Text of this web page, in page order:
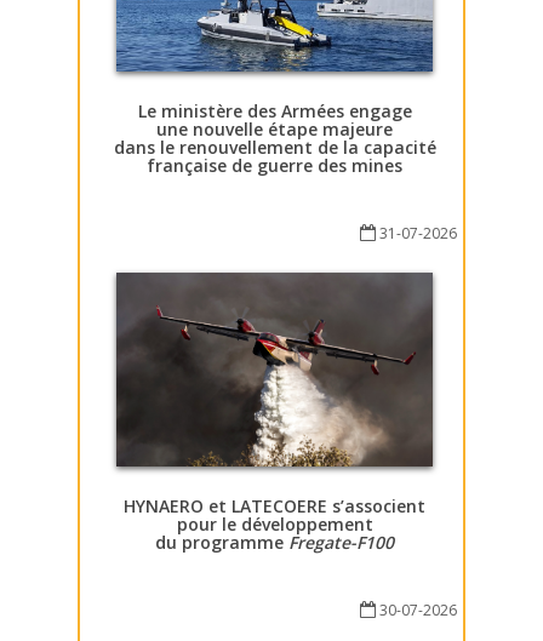
Le ministère des Armées engage
une nouvelle étape majeure
dans le renouvellement de la capacité
française de guerre des mines
31-07-2026
HYNAERO et LATECOERE s’associent
pour le développement
du programme Fregate-F100
30-07-2026